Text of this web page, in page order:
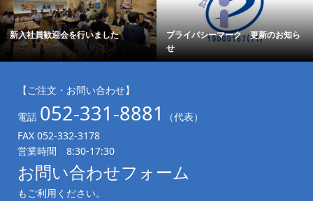
新入社員歓迎会を行いました
プライバシーマーク 更新のお知ら
せ
【ご注文・お問い合わせ】
電話 052-331-8881
（代表）
FAX 052-332-3178
営業時間 8:30-17:30
お問い合わせフォーム
もご利用ください。